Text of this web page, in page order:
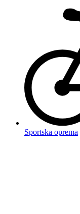
Sportska oprema